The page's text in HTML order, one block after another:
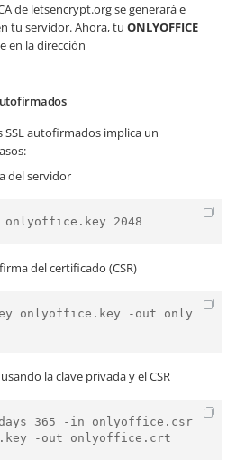
de letsencrypt.org se generará e
tu servidor. Ahora, tu ONLYOFFICE
en la dirección
SSL autofirmados implica un
del servidor
del certificado (CSR)
onlyoffice.key -out only
la clave privada y el CSR
365 -in onlyoffice.csr